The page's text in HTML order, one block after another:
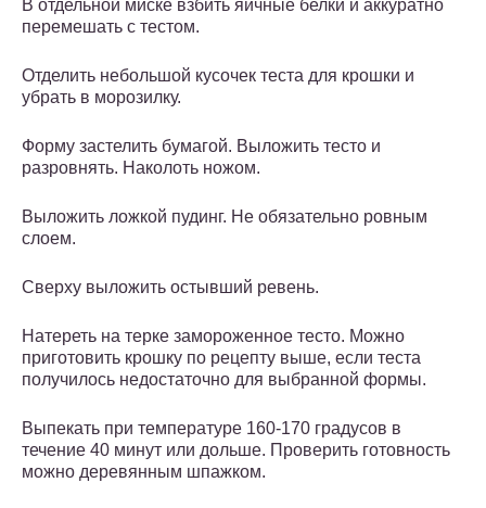
В отдельной миске взбить яичные белки и аккуратно
перемешать с тестом.
Отделить небольшой кусочек теста для крошки и
убрать в морозилку.
Форму застелить бумагой. Выложить тесто и
разровнять. Наколоть ножом.
Выложить ложкой пудинг. Не обязательно ровным
слоем.
Сверху выложить остывший ревень.
Натереть на терке замороженное тесто. Можно
приготовить крошку по рецепту выше, если теста
получилось недостаточно для выбранной формы.
Выпекать при температуре 160-170 градусов в
течение 40 минут или дольше. Проверить готовность
можно деревянным шпажком.